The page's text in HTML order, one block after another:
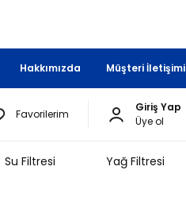
Hakkımızda Müşteri İletişimi
Favorilerim
Giriş Yap
Üye ol
Su Filtresi Yağ Filtresi